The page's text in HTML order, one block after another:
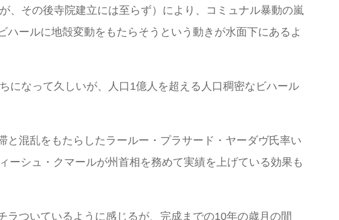
、その後寺院建立には至らず）により、コミュナル暴動の嵐
ールに地殻変動をもたらそうという動きが水面下にあるよ
になって久しいが、人口1億人を超える人口稠密なビハール
混乱をもたらしたラールー・プラサード・ヤーダヴ氏率い
シュ・クマールが州首相を務めて実績を上げている効果も
ついているように感じるが、完成までの10年の歳月の間